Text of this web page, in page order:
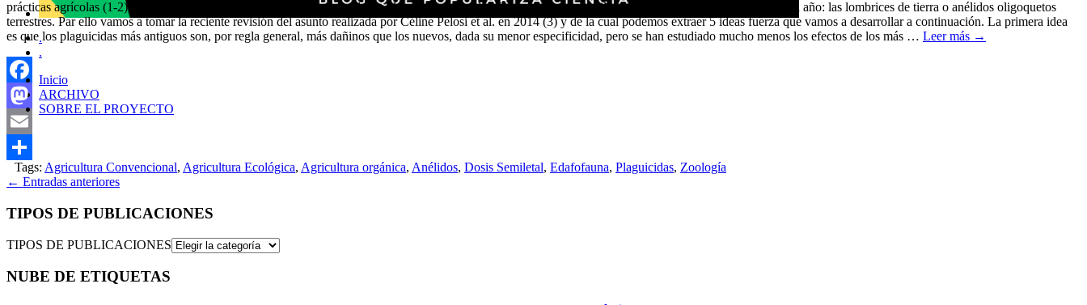
.
.
Inicio
ARCHIVO
SOBRE EL PROYECTO
prácticas agrícolas (1-2), nos toca ver en este post al más importante de los elementos de la edafofauna en cuanto a milímetros de suelo movidos y creados al año: las lombrices de tierra o anélidos oligoquetos
terrestres. Par ello vamos a tomar la reciente revisión del asunto realizada por Céline Pelosi et al. en 2014 (3) y de la cual podemos extraer 5 ideas fuerza que vamos a desarrollar a continuación. La primera idea
es que los plaguicidas más antiguos son, por regla general, más dañinos que los nuevos, dada su menor especificidad, pero se han estudiado mucho menos los efectos de los más … Leer más →
Facebook
Mastodon
Email
Compartir
Tags: Agricultura Convencional, Agricultura Ecológica, Agricultura orgánica, Anélidos, Dosis Semiletal, Edafofauna, Plaguicidas, Zoología
← Entradas anteriores
TIPOS DE PUBLICACIONES
TIPOS DE PUBLICACIONES
NUBE DE ETIQUETAS